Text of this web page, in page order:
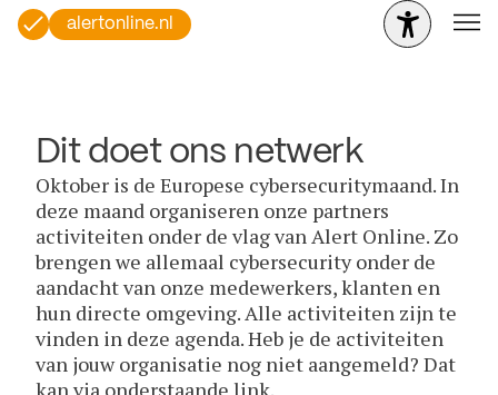
alertonline.nl
Dit doet ons netwerk
Oktober is de Europese cybersecuritymaand. In
deze maand organiseren onze partners
activiteiten onder de vlag van Alert Online. Zo
brengen we allemaal cybersecurity onder de
aandacht van onze medewerkers, klanten en
hun directe omgeving. Alle activiteiten zijn te
vinden in deze agenda. Heb je de activiteiten
van jouw organisatie nog niet aangemeld? Dat
kan via onderstaande link.